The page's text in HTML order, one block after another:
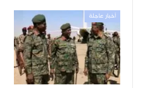
أخبار عاجلة